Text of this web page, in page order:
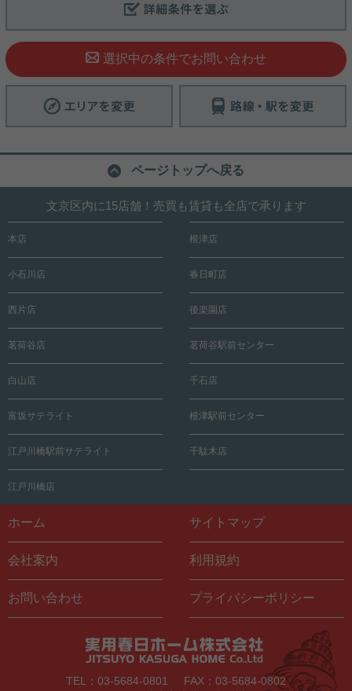
選択中の条件でお問い合わせ
ページトップへ戻る
文京区内に15店舗！売買も賃貸も全店で承ります
本店 根津店
小石川店 春日町店
西片店 後楽園店
茗荷谷店 茗荷谷駅前センター
白山店 千石店
富坂サテライト 根津駅前センター
江戸川橋駅前サテライト 千駄木店
江戸川橋店
ホーム サイトマップ
会社案内 利用規約
お問い合わせ プライバシーポリシー
TEL：03-5684-0801
FAX：03-5684-0802